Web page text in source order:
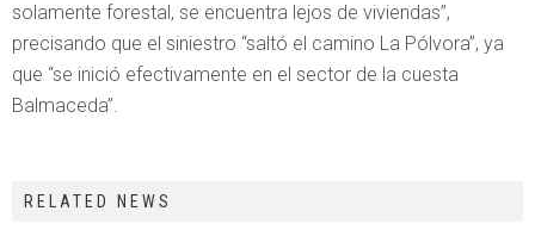
solamente forestal, se encuentra lejos de viviendas”,
precisando que el siniestro “saltó el camino La Pólvora”, ya
que “se inició efectivamente en el sector de la cuesta
Balmaceda”.
RELATED NEWS